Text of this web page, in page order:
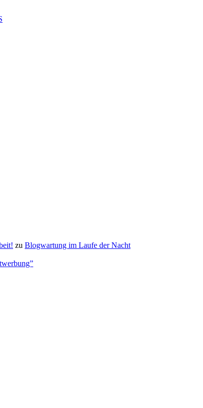
zu Blogwartung im Laufe der Nacht